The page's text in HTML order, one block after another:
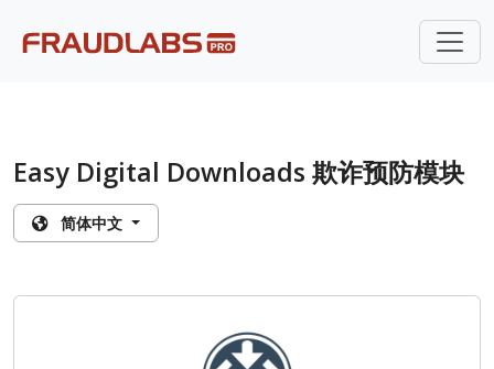
Easy Digital Downloads 欺诈预防模块
简体中文